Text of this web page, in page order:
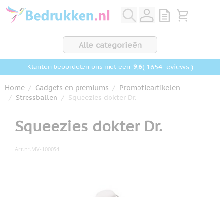
Ga naar de inhoud
View quote,
Bekijk
Alle categorieën
Klanten beoordelen ons met een 9,6( 1654 reviews )
Home / Gadgets en premiums / Promotieartikelen
/ Stressballen / Squeezies dokter Dr.
Squeezies dokter Dr.
Art.nr. MV-100054